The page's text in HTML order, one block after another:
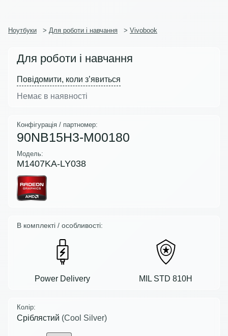
Ноутбуки > Для роботи і навчання > Vivobook
Для роботи і навчання
Повідомити, коли з’явиться
Немає в наявності
Конфігурація / партномер:
90NB15H3-M00180
Модель:
M1407KA-LY038
В комплекті / особливості:
Power Delivery MIL STD 810H
Колір:
Сріблястий (Cool Silver)